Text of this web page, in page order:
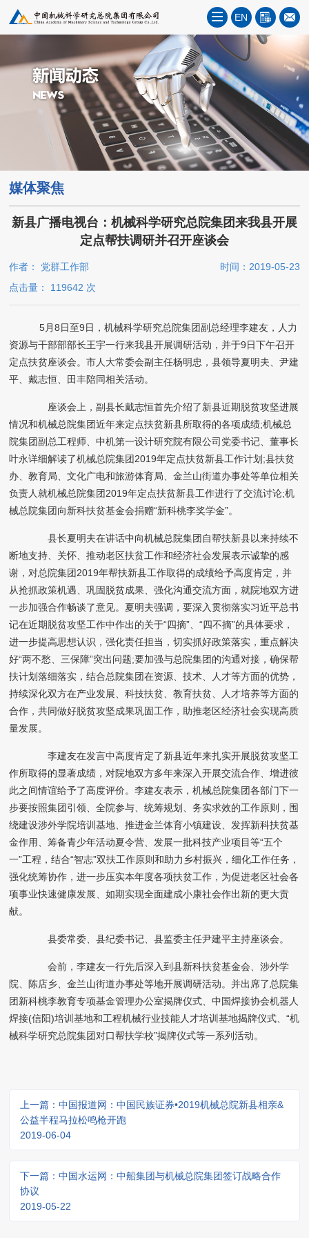
EN
媒体聚焦
新县广播电视台：机械科学研究总院集团来我县开展
定点帮扶调研并召开座谈会
作者： 党群工作部
时间：2019-05-23
点击量： 119642 次
5月8日至9日，机械科学研究总院集团副总经理李建友，人力
资源与干部部部长王宇一行来我县开展调研活动，并于9日下午召开
定点扶贫座谈会。市人大常委会副主任杨明忠，县领导夏明夫、尹建
平、戴志恒、田丰陪同相关活动。
座谈会上，副县长戴志恒首先介绍了新县近期脱贫攻坚进展
情况和机械总院集团近年来定点扶贫新县所取得的各项成绩;机械总
院集团副总工程师、中机第一设计研究院有限公司党委书记、董事长
叶永详细解读了机械总院集团2019年定点扶贫新县工作计划 ;县扶贫
办、教育局、文化广电和旅游体育局、金兰山街道办事处等单位相关
负责人就机械总院集团2019年定点扶贫新县工作进行了交流讨论;机
械总院集团向新科扶贫基金会捐赠“新科桃李奖学金”。
县长夏明夫在讲话中向机械总院集团自帮扶新县以来持续不
断地支持、关怀、推动老区扶贫工作和经济社会发展表示诚挚的感
谢，对总院集团2019年帮扶新县工作取得的成绩给予高度肯定，并
从抢抓政策机遇、巩固脱贫成果、强化沟通交流方面，就院地双方进
一步加强合作畅谈了意见。夏明夫强调，要深入贯彻落实习近平总书
记在近期脱贫攻坚工作中作出的关于“四摘” 、“四不摘”的具体要求，
进一步提高思想认识，强化责任担当，切实抓好政策落实，重点解决
好“两不愁、三保障”突出问题;要加强与总院集团的沟通对接，确保帮
扶计划落细落实，结合总院集团在资源、技术、人才等方面的优势，
持续深化双方在产业发展、科技扶贫、教育扶贫、人才培养等方面的
合作，共同做好脱贫攻坚成果巩固工作，助推老区经济社会实现高质
量发展。
李建友在发言中高度肯定了新县近年来扎实开展脱贫攻坚工
作所取得的显著成绩，对院地双方多年来深入开展交流合作、增进彼
此之间情谊给予了高度评价。李建友表示，机械总院集团各部门下一
步要按照集团引领、全院参与、统筹规划、务实求效的工作原则，围
绕建设涉外学院培训基地、推进金兰体育小镇建设、发挥新科扶贫基
金作用、筹备青少年活动夏令营、发展一批科技产业项目等“五个
一”工程，结合“智志”双扶工作原则和助力乡村振兴，细化工作任务，
强化统筹协作，进一步压实本年度各项扶贫工作，为促进老区社会各
项事业快速健康发展、如期实现全面建成小康社会作出新的更大贡
献。
县委常委、县纪委书记、县监委主任尹建平主持座谈会。
会前，李建友一行先后深入到县新科扶贫基金会、涉外学
院、陈店乡、金兰山街道办事处等地开展调研活动。并出席了总院集
团新科桃李教育专项基金管理办公室揭牌仪式、中国焊接协会机器人
焊接(信阳)培训基地和工程机械行业技能人才培训基地揭牌仪式、“机
械科学研究总院集团对口帮扶学校”揭牌仪式等一系列活动。
上一篇：中国报道网：中国民族证券•2019机械总院新县相亲&
公益半程马拉松鸣枪开跑
2019-06-04
下一篇：中国水运网：中船集团与机械总院集团签订战略合作
协议
2019-05-22